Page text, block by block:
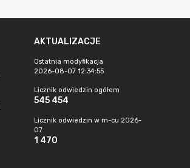
AKTUALIZACJE
Ostatnia modyfikacja
2026-08-07 12:34:55
Licznik odwiedzin ogółem
545 454
Licznik odwiedzin w m-cu 2026-
07
1 470